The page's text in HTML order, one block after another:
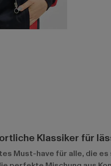
34,99 EUR
Klassiker für
Must-have für alle, die